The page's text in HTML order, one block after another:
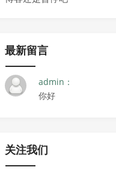
最新留言
admin：
你好
关注我们